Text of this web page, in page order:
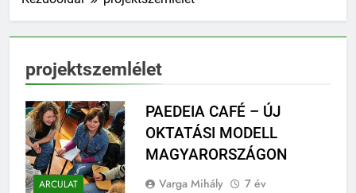
projektszemlélet
ARCULAT
PAEDEIA CAFÉ – ÚJ
OKTATÁSI MODELL
MAGYARORSZÁGON
Varga Mihály
7 év